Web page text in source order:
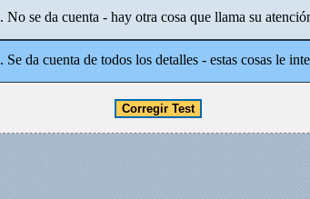
. No se da cuenta - hay otra cosa que llama su
. Se da cuenta de todos los detalles - estas cosas le